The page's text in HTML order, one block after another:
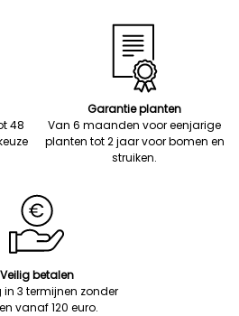
48
Garantie planten
Van 6 maanden voor eenjarige
planten tot 2 jaar voor bomen en
struiken.
Veilig betalen
in 3 termijnen zonder
vanaf 120 euro.